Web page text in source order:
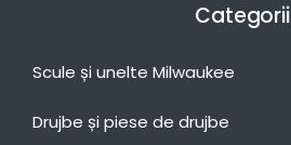
Categorii
Scule și unelte Milwaukee
Drujbe și piese de drujbe